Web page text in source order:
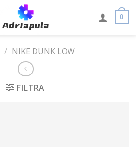
0
/ NIKE DUNK LOW
FILTRA